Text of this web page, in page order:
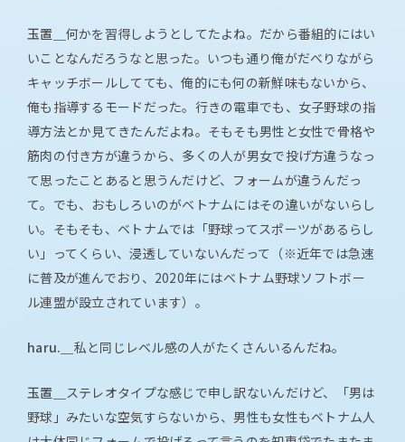
玉置＿ 何かを習得しようとしてたよね。だから番組的にはい
いことなんだろうなと思った。いつも通り俺がだべりながら
キャッチボールしてても、俺的にも何の新鮮味もないから、
俺も指導するモードだった。行きの電車でも、女子野球の指
導方法とか見てきたんだよね。そもそも男性と女性で骨格や
筋肉の付き方が違うから、多くの人が男女で投げ方違うなっ
て思ったことあると思うんだけど、フォームが違うんだっ
て。でも、おもしろいのがベトナムにはその違いがないらし
い。そもそも、ベトナムでは「野球ってスポーツがあるらし
い」ってくらい、浸透していないんだって（※近年では急速
に普及が進んでおり、2020年にはベトナム野球ソフトボー
ル連盟が設立されています）。
haru.＿ 私と同じレベル感の人がたくさんいるんだね。
玉置＿ ステレオタイプな感じで申し訳ないんだけど、「男は
野球」みたいな空気すらないから、男性も女性もベトナム人